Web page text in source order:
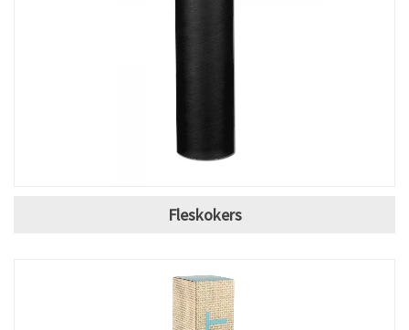
Fleskokers